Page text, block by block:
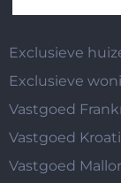
Exclusieve
Exclusieve
Vastgoed
Vastgoed
Vastgoed